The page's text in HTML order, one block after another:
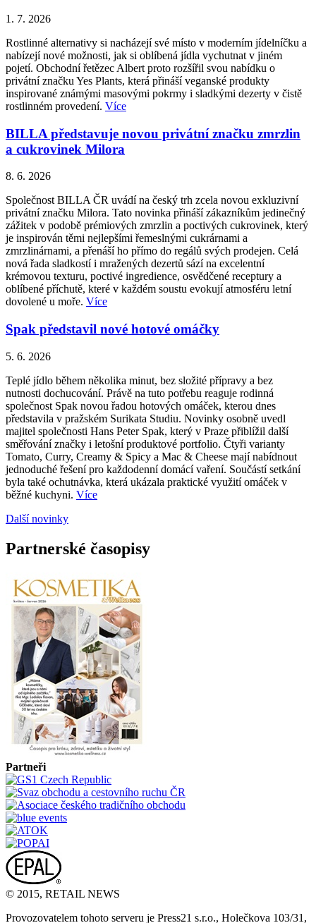
1. 7. 2026
Rostlinné alternativy si nacházejí své místo v moderním jídelníčku a
nabízejí nové možnosti, jak si oblíbená jídla vychutnat v jiném
pojetí. Obchodní řetězec Albert proto rozšířil svou nabídku o
privátní značku Yes Plants, která přináší veganské produkty
inspirované známými masovými pokrmy i sladkými dezerty v čistě
rostlinném provedení. Více
BILLA představuje novou privátní značku zmrzlin
a cukrovinek Milora
8. 6. 2026
Společnost BILLA ČR uvádí na český trh zcela novou exkluzivní
privátní značku Milora. Tato novinka přináší zákazníkům jedinečný
zážitek v podobě prémiových zmrzlin a poctivých cukrovinek, který
je inspirován těmi nejlepšími řemeslnými cukrárnami a
zmrzlinárnami, a přenáší ho přímo do regálů svých prodejen. Celá
nová řada sladkostí i mražených dezertů sází na excelentní
krémovou texturu, poctivé ingredience, osvědčené receptury a
oblíbené příchutě, které v každém soustu evokují atmosféru letní
dovolené u moře. Více
Spak představil nové hotové omáčky
5. 6. 2026
Teplé jídlo během několika minut, bez složité přípravy a bez
nutnosti dochucování. Právě na tuto potřebu reaguje rodinná
společnost Spak novou řadou hotových omáček, kterou dnes
představila v pražském Surikata Studiu. Novinky osobně uvedl
majitel společnosti Hans Peter Spak, který v Praze přiblížil další
směřování značky i letošní produktové portfolio. Čtyři varianty
Tomato, Curry, Creamy & Spicy a Mac & Cheese mají nabídnout
jednoduché řešení pro každodenní domácí vaření. Součástí setkání
byla také ochutnávka, která ukázala praktické využití omáček v
běžné kuchyni. Více
Další novinky
Partnerské časopisy
Partneři
© 2015, RETAIL NEWS
Provozovatelem tohoto serveru je Press21 s.r.o., Holečkova 103/31,